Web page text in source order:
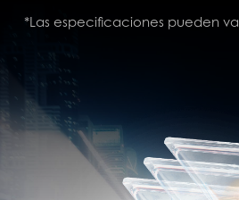
*Las especificaciones pueden